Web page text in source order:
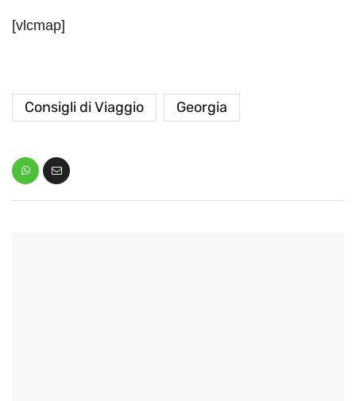
[vlcmap]
Consigli di Viaggio Georgia